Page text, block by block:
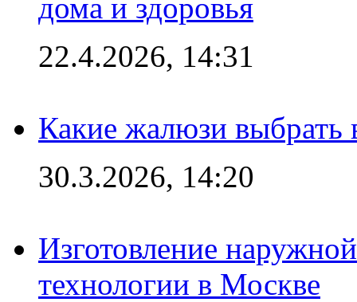
дома и здоровья
22.4.2026, 14:31
Какие жалюзи выбрать
30.3.2026, 14:20
Изготовление
технологии в Москве